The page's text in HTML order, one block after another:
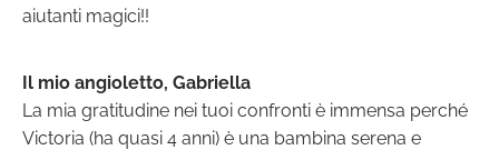
aiutanti magici!!
Il mio angioletto, Gabriella
La mia gratitudine nei tuoi confronti è immensa perché
Victoria (ha quasi 4 anni) è una bambina serena e